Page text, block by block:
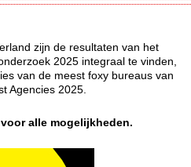
zijn de resultaten van het
2025 integraal te vinden,
van de meest foxy bureaus van
Agencies 2025.
voor alle mogelijkheden.